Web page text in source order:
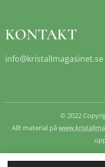
KONTAKT
info@kristallmagasinet.se
© 2022
Allt material på